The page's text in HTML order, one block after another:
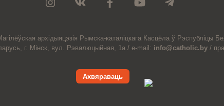
архiдыяцэзiя Рымска-каталіцкагаКасцёла ў Рэспубліцы
г. Мінск, вул. Рэвалюцыйная, 1а / e-mail: info@catholic.by/
Ахвяраваць